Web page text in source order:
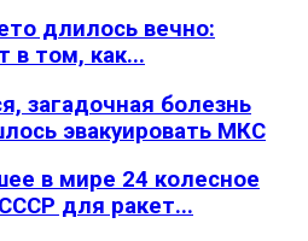
длилось вечно:
в том, как...
загадочная болезнь
эвакуировать МКС
в мире 24 колесное
для ракет...